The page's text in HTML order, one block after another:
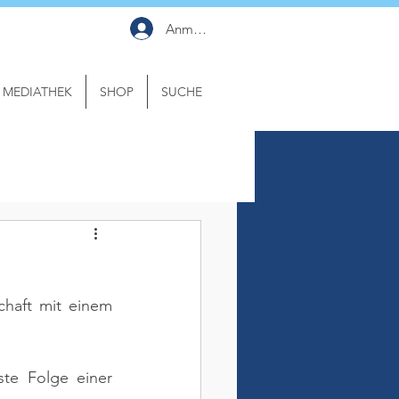
Anmelden
MEDIATHEK SHOP SUCHE
mit einem
Folge einer